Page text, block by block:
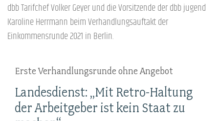
dbb Tarifchef Volker Geyer und die Vorsitzende der dbb jugend
Karoline Herrmann beim Verhandlungsauftakt der
Einkommensrunde 2021 in Berlin.
Erste Verhandlungsrunde ohne Angebot
Landesdienst: „Mit Retro-Haltung
der Arbeitgeber ist kein Staat zu